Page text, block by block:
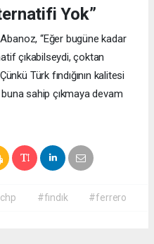
Yok”
“Eğer bugüne kadar
çıkabilseydi, çoktan
Türk fındığının kalitesi
sahip çıkmaya devam
#fındık #ferrero